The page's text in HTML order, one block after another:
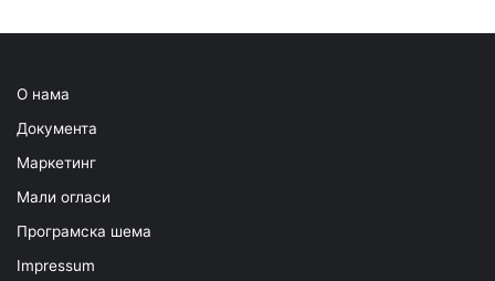
О нама
Документа
Маркетинг
Мали огласи
Програмска шема
Impressum